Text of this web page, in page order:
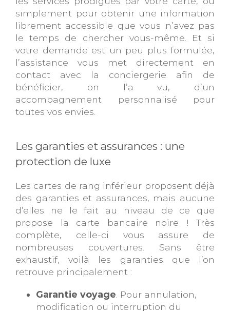
simplement pour obtenir une information
librement accessible que vous n’avez pas
le temps de chercher vous-même. Et si
votre demande est un peu plus formulée,
l’assistance vous met directement en
contact avec la conciergerie afin de
bénéficier, on l’a vu, d’un
accompagnement personnalisé pour
toutes vos envies.
Les garanties et assurances : une
protection de luxe
Les cartes de rang inférieur proposent déjà
des garanties et assurances, mais aucune
d’elles ne le fait au niveau de ce que
propose la carte bancaire noire ! Très
complète, celle-ci vous assure de
nombreuses couvertures. Sans être
exhaustif, voilà les garanties que l’on
retrouve principalement :
Garantie voyage . Pour annulation,
modification ou interruption du